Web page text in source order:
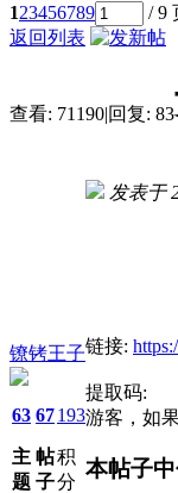
123456789 / 9
返回列表
查看: 71190|回复: 83
镣铐王子
63
主
题
67
帖
子
193
积
分
发表于
链接:
提取码:
游客，如
本帖子